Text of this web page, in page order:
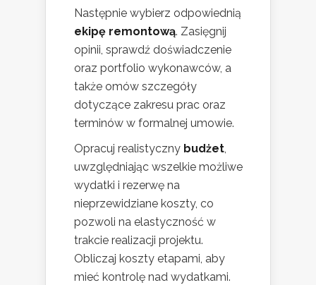
Następnie wybierz odpowiednią
ekipę remontową. Zasięgnij
opinii, sprawdź doświadczenie
oraz portfolio wykonawców, a
także omów szczegóły
dotyczące zakresu prac oraz
terminów w formalnej umowie.
Opracuj realistyczny budżet
uwzględniając wszelkie możliwe
wydatki i rezerwę na
nieprzewidziane koszty, co
pozwoli na elastyczność w
trakcie realizacji projektu.
Obliczaj koszty etapami, aby
mieć kontrolę nad wydatkami.